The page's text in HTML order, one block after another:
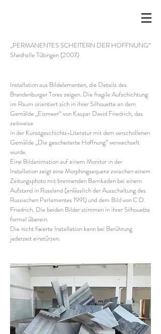
„PERMANENTES SCHEITERN DER HOFFNUNG“
Shedhalle Tübingen (2007)
Installation aus Bildelementen, die Details des
Brandenburger Tores zeigen. Die fragile Aufschichtung
im Raum orientiert sich in ihrer Silhouette an dem
Gemälde „Eismeer“ von Kaspar David Friedrich, das
zeitweise
in der Kunstgeschichts-Literatur mit dem verschollenen
Gemälde „Die gescheiterte Hoffnung“ verwechselt
wurde.
Eine Bildanimation auf einem Monitor in der
Installation zeigt eine Morphingsequenz zwischen einem
Zeitungsphoto mit brennenden Barrikaden bei einem
Aufstand in Russland (anlässlich der Ausschaltung des
Russischen Parlamentes 1991) und dem Bild von C.D.
Friedrich. Die beiden Bilder stimmen in ihrer Silhouette
formal überein.
Die nicht fixierte Installation kann bei Berührung
jederzeit einstürzen.